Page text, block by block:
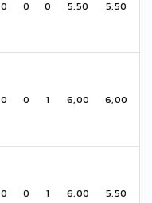
0 0 0 5,50 5,50
0 0 1 6,00 6,00
0 0 1 6,00 5,50